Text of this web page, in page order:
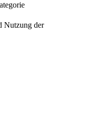
Nutzung der